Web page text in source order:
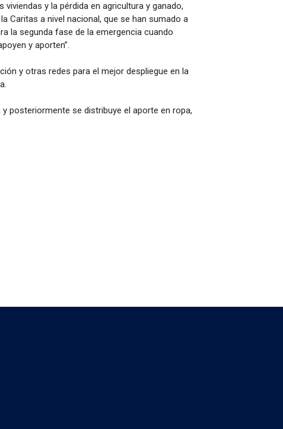
y la pérdida en agricultura y ganado,
Caritas a nivel nacional, que se han sumado a
la segunda fase de la emergencia cuando
y aporten”.
y otras redes para el mejor despliegue en la
posteriormente se distribuye el aporte en ropa,